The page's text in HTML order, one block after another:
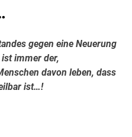
gegen eine Neuerung
immer der,
davon leben, dass
ist…!